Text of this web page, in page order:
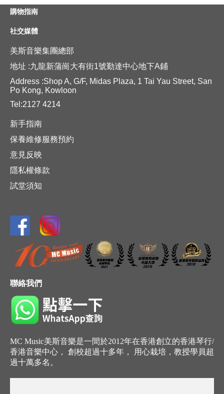
購物指南
社交媒體
美斯音樂集團總部
地址 :九龍新蒲崗大有街1號勤達中心地下A鋪
Address :Shop A, G/F, Midas Plaza, 1 Tai Yau Street, San
Po Kong, Kowloon
Tel:2127 4214
新手指南
保養維修服務預約
意見反映
隱私權條款
試堂須知
聯絡我們
MC Music美斯音樂是一間於2012年在香港創立的香港琴行/
香港音樂中心， 創校超過十多年， 用心栽培，教授學員超
過十萬多名。